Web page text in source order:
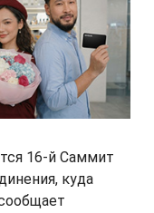
16-й Саммит
куда